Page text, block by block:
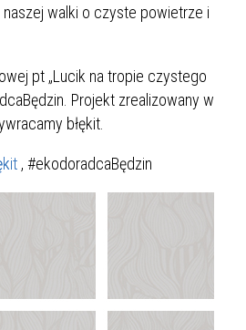
walki o czyste powietrze i
pt „Lucik na tropie czystego
Projekt zrealizowany w
błękit.
, #ekodoradcaBędzin